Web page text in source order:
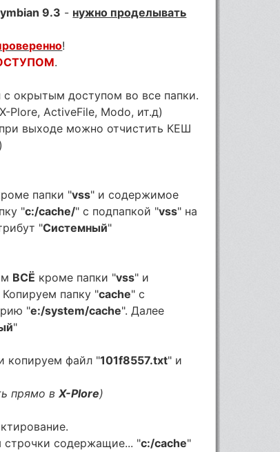
9.3 - нужно проделывать
!
.
с окрытым доступом во все папки.
Plore, ActiveFile, Modo, ит.д)
выходе можно отчистить КЕШ
папки "vss" и содержимое
"c:/cache/" c подпапкой "vss" на
"Системный"
ВСЁ кроме папки "vss" и
папку "cache" c
"e:/system/cache". Далее
"
копируем файл "101f8557.txt" и
прямо вX-Plore)
строчки содержащие... "c:/cache"